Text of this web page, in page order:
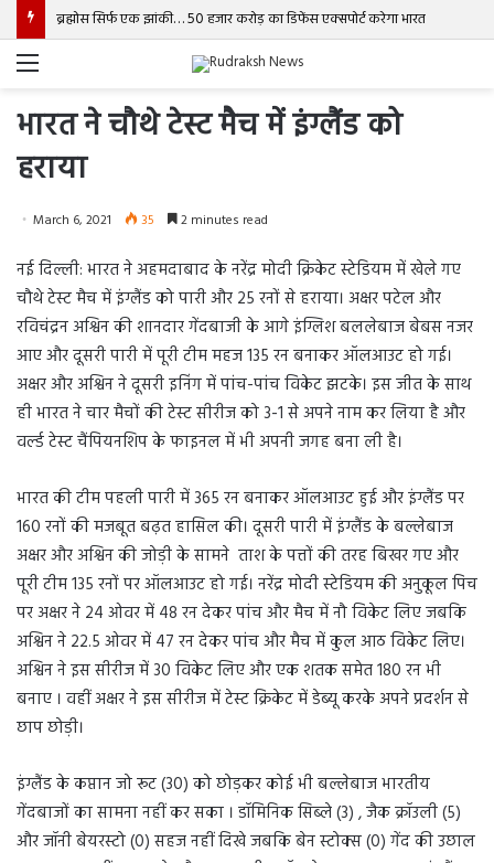
ब्रह्मोस सिर्फ एक झांकी… 50 हजार करोड़ का डिफेंस एक्सपोर्ट करेगा भारत
Menu
भारत ने चौथे टेस्ट मैच में इंग्लैंड को
हराया
March 6, 2021 35 2 minutes read
नई दिल्ली: भारत ने अहमदाबाद के नरेंद्र मोदी क्रिकेट स्टेडियम में खेले गए
चौथे टेस्ट मैच में इंग्लैंड को पारी और 25 रनों से हराया। अक्षर पटेल और
रविचंद्रन अश्विन की शानदार गेंदबाजी के आगे इंग्लिश बललेबाज बेबस नजर
आए और दूसरी पारी में पूरी टीम महज 135 रन बनाकर ऑलआउट हो गई।
अक्षर और अश्विन ने दूसरी इनिंग में पांच-पांच विकेट झटके। इस जीत के साथ
ही भारत ने चार मैचों की टेस्ट सीरीज को 3-1 से अपने नाम कर लिया है और
वर्ल्ड टेस्ट चैंपियनशिप के फाइनल में भी अपनी जगह बना ली है।
भारत की टीम पहली पारी में 365 रन बनाकर ऑलआउट हुई और इंग्लैंड पर
160 रनों की मजबूत बढ़त हासिल की। दूसरी पारी में इंग्लैंड के बल्लेबाज
अक्षर और अश्विन की जोड़ी के सामने ताश के पत्तों की तरह बिखर गए और
पूरी टीम 135 रनों पर ऑलआउट हो गई। नरेंद्र मोदी स्टेडियम की अनुकूल पिच
पर अक्षर ने 24 ओवर में 48 रन देकर पांच और मैच में नौ विकेट लिए जबकि
अश्विन ने 22.5 ओवर में 47 रन देकर पांच और मैच में कुल आठ विकेट लिए।
अश्विन ने इस सीरीज में 30 विकेट लिए और एक शतक समेत 180 रन भी
बनाए । वहीं अक्षर ने इस सीरीज में टेस्ट क्रिकेट में डेब्यू करके अपने प्रदर्शन से
छाप छोड़ी।
इंग्लैंड के कप्तान जो रूट (30) को छोड़कर कोई भी बल्लेबाज भारतीय
गेंदबाजों का सामना नहीं कर सका । डॉमिनिक सिब्ले (3) , जैक क्रॉउली (5)
और जॉनी बेयरस्टो (0) सहज नहीं दिखे जबकि बेन स्टोक्स (0) गेंद की उछाल